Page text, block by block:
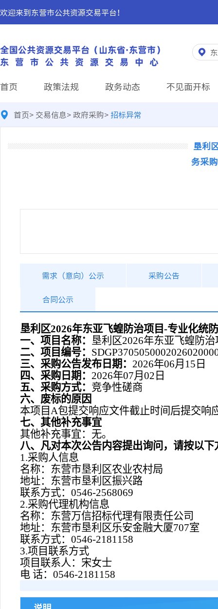
欢迎来到东营市公共资源交易平台！
首页 政策法规 政务动态 不见面开标
首页> 交易信息>政府采购>招标异常
垦利
务采
需求（意向）公示 采购公告
合同公示
垦利区2026年东亚飞蝗防治项目-专业化统
一、项目名称：
垦利区2026年东亚飞蝗防
二、项目编号：
三、采购公告发布日期： 2026年06月15日
四、采购日期： 2026年07月02日
五、采购方式： 竞争性磋商
六、废标的原因
本项目A包提交响应文件截止时间后提交响
七、其他补充事宜
其他补充事宜：无。
八、凡对本次公告内容提出询问，请按以下
1.采购人信息
名称：东营市垦利区农业农村局
地址：东营市垦利区振兴路
联系方式：0546-2568069
2.采购代理机构信息
名称：东营万信招标代理有限责任公司
地址：东营市垦利区乐安金融大厦707室
联系方式： 0546-2181158
3.项目联系方式
项目 联系人： 宋女士
电 话：0546-2181158